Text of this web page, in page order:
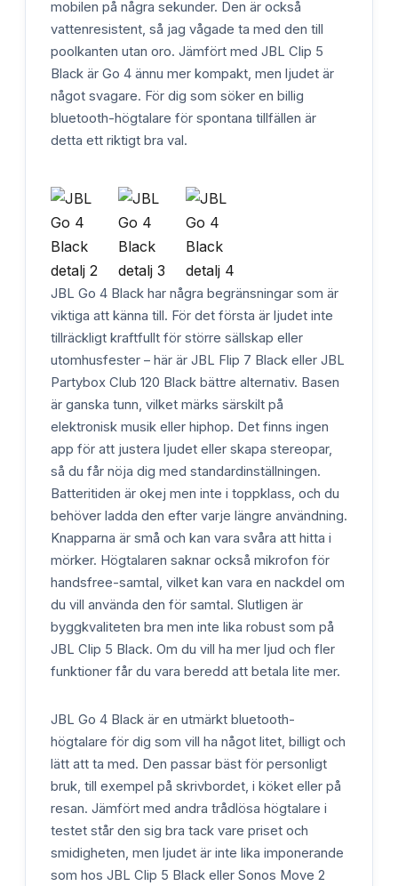
mobilen på några sekunder. Den är också
vattenresistent, så jag vågade ta med den till
poolkanten utan oro. Jämfört med JBL Clip 5
Black är Go 4 ännu mer kompakt, men ljudet är
något svagare. För dig som söker en billig
bluetooth-högtalare för spontana tillfällen är
detta ett riktigt bra val.
JBL Go 4 Black har några begränsningar som är
viktiga att känna till. För det första är ljudet inte
tillräckligt kraftfullt för större sällskap eller
utomhusfester – här är JBL Flip 7 Black eller JBL
Partybox Club 120 Black bättre alternativ. Basen
är ganska tunn, vilket märks särskilt på
elektronisk musik eller hiphop. Det finns ingen
app för att justera ljudet eller skapa stereopar,
så du får nöja dig med standardinställningen.
Batteritiden är okej men inte i toppklass, och du
behöver ladda den efter varje längre användning.
Knapparna är små och kan vara svåra att hitta i
mörker. Högtalaren saknar också mikrofon för
handsfree-samtal, vilket kan vara en nackdel om
du vill använda den för samtal. Slutligen är
byggkvaliteten bra men inte lika robust som på
JBL Clip 5 Black. Om du vill ha mer ljud och fler
funktioner får du vara beredd att betala lite mer.
JBL Go 4 Black är en utmärkt bluetooth-
högtalare för dig som vill ha något litet, billigt och
lätt att ta med. Den passar bäst för personligt
bruk, till exempel på skrivbordet, i köket eller på
resan. Jämfört med andra trådlösa högtalare i
testet står den sig bra tack vare priset och
smidigheten, men ljudet är inte lika imponerande
som hos JBL Clip 5 Black eller Sonos Move 2